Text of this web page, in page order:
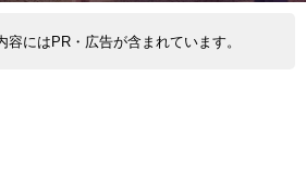
にはPR・広告が含まれています。